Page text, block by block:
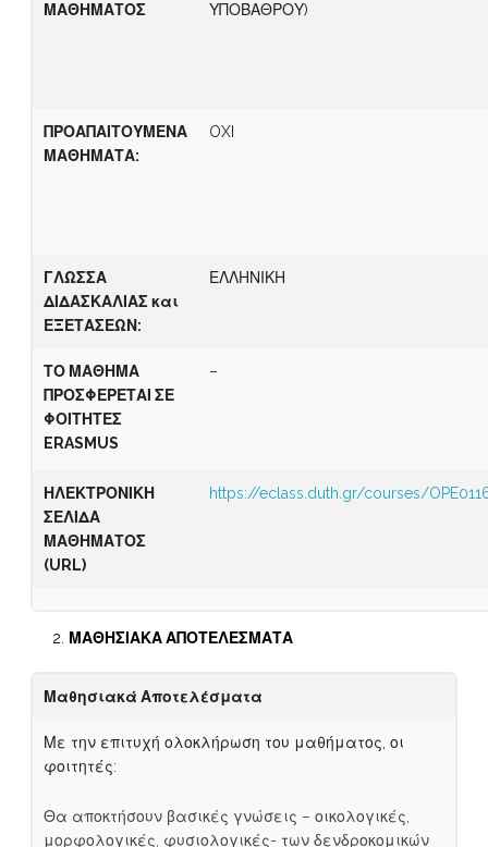
ΜΑΘΗΜΑΤΟΣ
ΥΠΟΒΑΘΡΟΥ)
ΠΡΟΑΠΑΙΤΟΥΜΕΝΑ
ΜΑΘΗΜΑΤΑ:
OXI
ΓΛΩΣΣΑ
ΔΙΔΑΣΚΑΛΙΑΣ και
ΕΞΕΤΑΣΕΩΝ:
ΕΛΛΗΝΙΚΗ
ΤΟ ΜΑΘΗΜΑ
ΠΡΟΣΦΕΡΕΤΑΙ ΣΕ
ΦΟΙΤΗΤΕΣ
ERASMUS
–
ΗΛΕΚΤΡΟΝΙΚΗ
ΣΕΛΙΔΑ
ΜΑΘΗΜΑΤΟΣ
(URL)
https://eclass.duth.gr/courses/
ΜΑΘΗΣΙΑΚΑ ΑΠΟΤΕΛΕΣΜΑΤΑ
Μαθησιακά Αποτελέσματα
Με την επιτυχή ολοκλήρωση του μαθήματος, οι
φοιτητές:
Θα αποκτήσουν βασικές γνώσεις – οικολογικές,
μορφολογικές, φυσιολογικές- των δενδροκομικών